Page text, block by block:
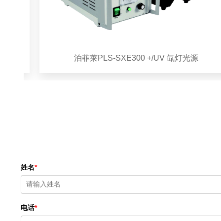
泊菲莱PLS-SXE300 +/UV 氙灯光源
姓名*
电话*